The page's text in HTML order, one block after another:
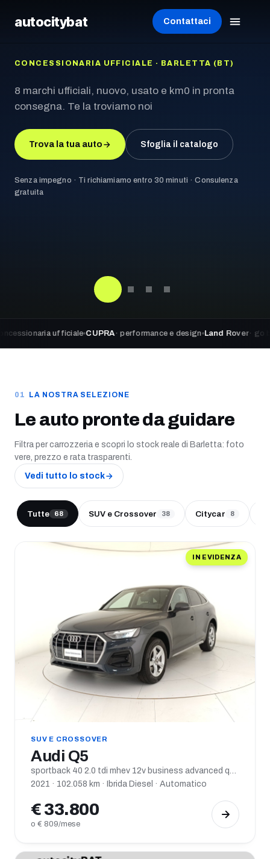
autocitybat Contattaci
CONCESSIONARIA UFFICIALE · BARLETTA (BT)
8 marchi ufficiali, nuovo, usato e km0 in pronta
consegna. Te la troviamo noi
Trova la tua auto Sfoglia il catalogo
Senza impegno · Ti richiamiamo entro 30 minuti · Consulenza
gratuita
ufficiale CUPRA· performance e design Land Rover· go beyond
LA NOSTRA SELEZIONE
Le auto pronte da guidare
Filtra per carrozzeria e scopri lo stock reale di Barletta: foto
vere, prezzo e rata trasparenti.
Vedi tutto lo stock
Tutte 68 SUV e Crossover 38 Citycar 8
IN EVIDENZA
SUV E CROSSOVER
Audi Q5
2021 · 102.058 km · Ibrida Diesel · Automatico
€ 33.800
o € 809/mese